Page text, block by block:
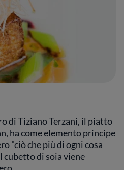
di Tiziano Terzani, il piatto
ha come elemento principe
"ciò che più di ogni cosa
cubetto di soia viene